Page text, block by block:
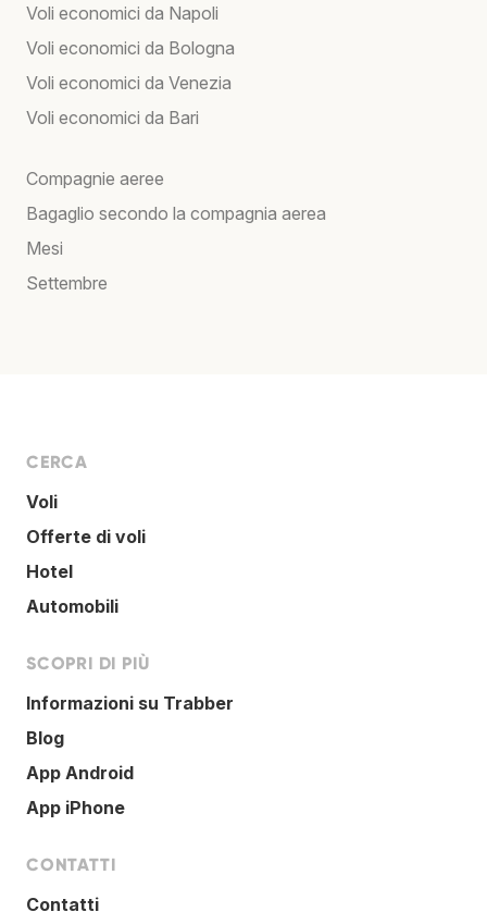
Voli economici da Napoli
Voli economici da Bologna
Voli economici da Venezia
Voli economici da Bari
Compagnie aeree
Bagaglio secondo la compagnia aerea
Mesi
Settembre
CERCA
Voli
Offerte di voli
Hotel
Automobili
SCOPRI DI PIÙ
Informazioni su Trabber
Blog
App Android
App iPhone
CONTATTI
Contatti